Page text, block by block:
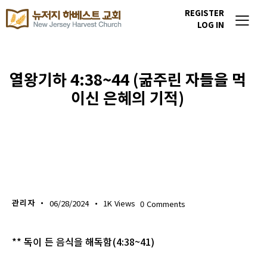
REGISTER
LOG IN
열왕기하 4:38~44 (굶주린 자들을 먹
이신 은혜의 기적)
관리자 06/28/2024 1K Views 0 Comments
** 독이 든 음식을 해독함(4:38~41)